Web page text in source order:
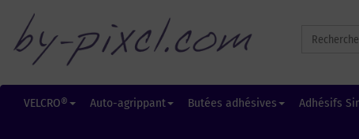
for:
VELCRO® Auto-agrippant Butées adhésives Adhésifs